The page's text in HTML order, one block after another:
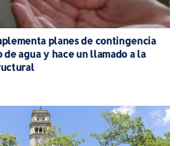
planes de contingencia
agua y hace un llamado a la